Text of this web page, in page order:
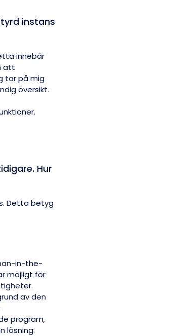
instans
innebär
att
tar på mig
översikt.
Hur
Detta betyg
in-the-
möjligt för
av den
program,
lösning.